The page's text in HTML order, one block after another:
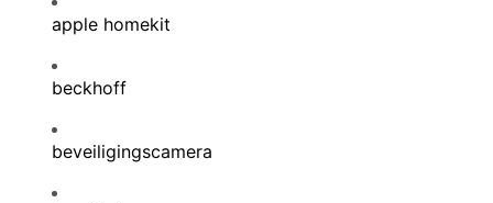
apple homekit
beckhoff
beveiligingscamera